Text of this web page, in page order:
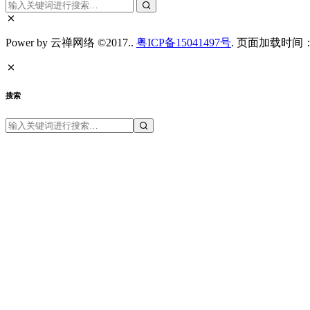
Power by 云禅网络 ©2017.. 粤ICP备15041497号. 页面加载时间
搜索